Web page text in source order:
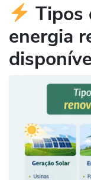
Tipos
energia